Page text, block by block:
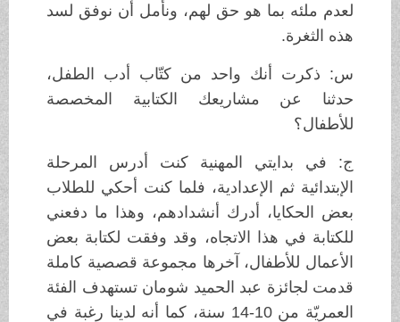
لعدم ملئه بما هو حق لهم، ونأمل أن نوفق لسد
هذه الثغرة.
س: ذكرت أنك واحد من كتّاب أدب الطفل،
حدثنا عن مشاريعك الكتابية المخصصة
للأطفال؟
ج: في بدايتي المهنية كنت أدرس المرحلة
الإبتدائية ثم الإعدادية، فلما كنت أحكي للطلاب
بعض الحكايا، أدرك أنشدادهم، وهذا ما دفعني
للكتابة في هذا الاتجاه، وقد وفقت لكتابة بعض
الأعمال للأطفال، آخرها مجموعة قصصية كاملة
قدمت لجائزة عبد الحميد شومان تستهدف الفئة
العمريّة من 10-14 سنة، كما أنه لدينا رغبة في